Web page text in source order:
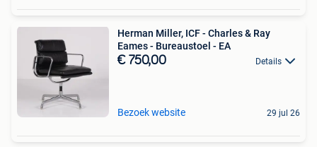
Herman Miller, ICF - Charles & Ray
Eames - Bureaustoel - EA
€ 750,00 Details
Bezoek website 29 jul 26